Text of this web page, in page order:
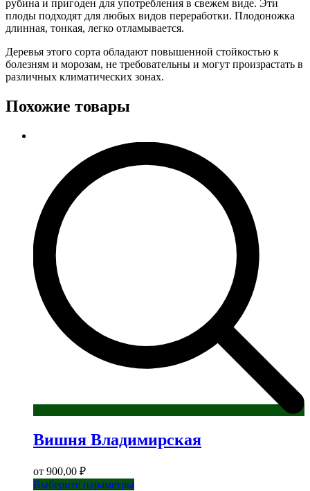
рубина и пригоден для употребления в свежем виде. Эти
плоды подходят для любых видов переработки. Плодоножка
длинная, тонкая, легко отламывается.
Деревья этого сорта обладают повышенной стойкостью к
болезням и морозам, не требовательны и могут произрастать в
различных климатических зонах.
Похожие товары
Вишня Владимирская
от 900,00 ₽
Выберите параметрыЭтот